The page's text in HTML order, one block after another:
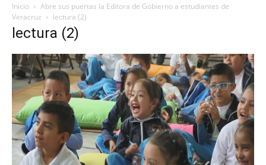
Inicio
Abre sus puertas la Editora de Gobierno a estudiantes de
Veracruz
lectura (2)
lectura (2)